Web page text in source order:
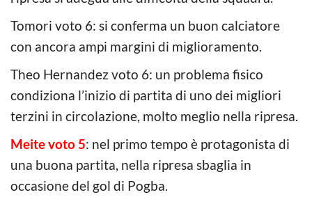
Tomori voto 6: si conferma un buon calciatore
con ancora ampi margini di miglioramento.
Theo Hernandez voto 6: un problema fisico
condiziona l’inizio di partita di uno dei migliori
terzini in circolazione, molto meglio nella ripresa.
Meite voto 5: nel primo tempo è protagonista di
una buona partita, nella ripresa sbaglia in
occasione del gol di Pogba.